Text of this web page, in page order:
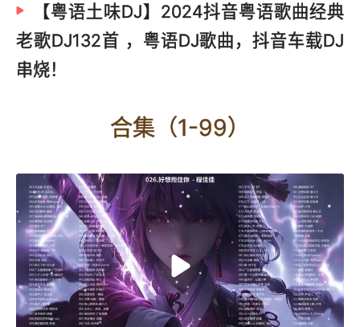
【粤语土味DJ】2024抖音粤语歌曲经典
老歌DJ132首 ，粤语DJ歌曲，抖音车载DJ
串烧！
合集（1-99）